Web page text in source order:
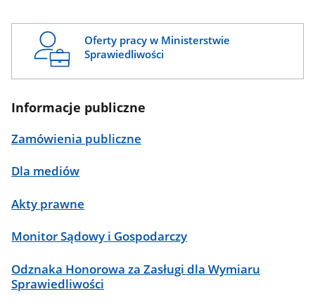
Oferty pracy w Ministerstwie
Sprawiedliwości
Informacje publiczne
Zamówienia publiczne
Dla mediów
Akty prawne
Monitor Sądowy i Gospodarczy
Odznaka Honorowa za Zasługi dla Wymiaru
Sprawiedliwości